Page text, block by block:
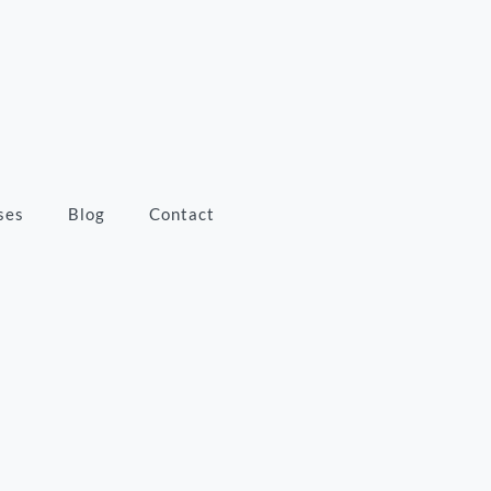
Blog Contact